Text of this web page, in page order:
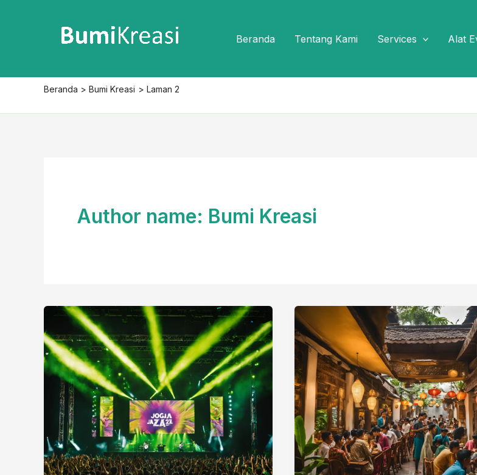
Beranda Tentang Kami Services Alat
Beranda Bumi Kreasi Laman 2
Author name: Bumi Kreasi